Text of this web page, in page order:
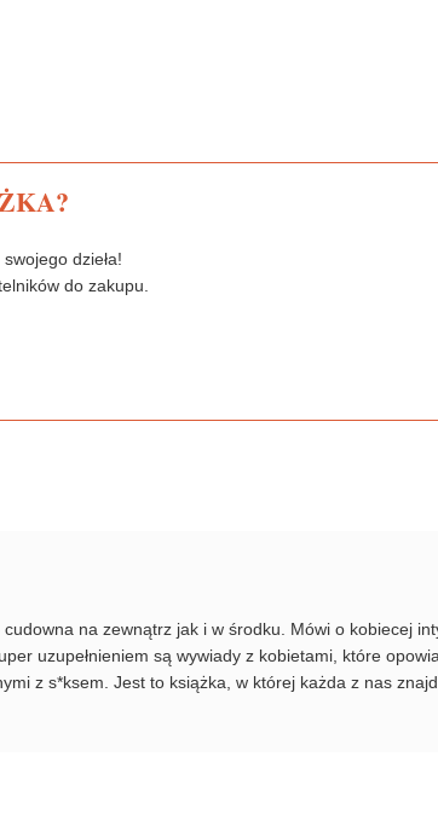
dzieła!
do zakupu.
na zewnątrz jak i w środku. Mówi o kobiecej
uzupełnieniem są wywiady z kobietami, które
z s*ksem. Jest to książka, w której każda z nas